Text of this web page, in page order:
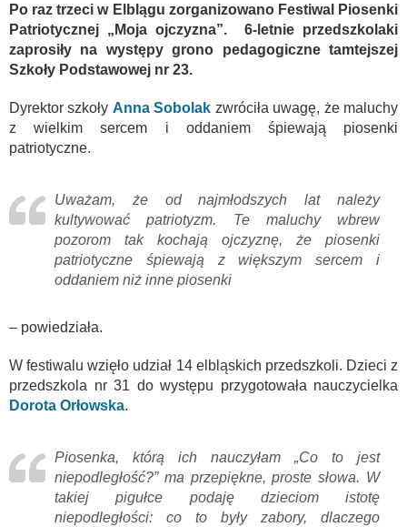
Po raz trzeci w Elblągu zorganizowano Festiwal Piosenki
Patriotycznej „Moja ojczyzna”. 6-letnie przedszkolaki
zaprosiły na występy grono pedagogiczne tamtejszej
Szkoły Podstawowej nr 23.
Dyrektor szkoły Anna Sobolak zwróciła uwagę, że maluchy
z wielkim sercem i oddaniem śpiewają piosenki
patriotyczne.
Uważam, że od najmłodszych lat należy
kultywować patriotyzm. Te maluchy wbrew
pozorom tak kochają ojczyznę, że piosenki
patriotyczne śpiewają z większym sercem i
oddaniem niż inne piosenki
– powiedziała.
W festiwalu wzięło udział 14 elbląskich przedszkoli. Dzieci z
przedszkola nr 31 do występu przygotowała nauczycielka
Dorota Orłowska.
Piosenka, którą ich nauczyłam „Co to jest
niepodległość?” ma przepiękne, proste słowa. W
takiej pigułce podaję dzieciom istotę
niepodległości: co to były zabory, dlaczego